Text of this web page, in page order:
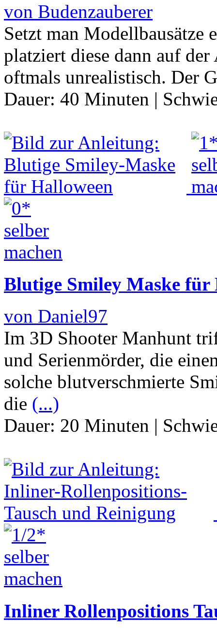
von Budenzauberer
Setzt man Modellbausätze
platziert diese dann auf
oftmals unrealistisch. Der
Dauer: 40 Minuten |
Blutige Smiley Maske für
von Daniel97
Im 3D Shooter Manhunt
und Serienmörder, die
solche blutverschmierte
die (...)
Dauer: 20 Minuten |
Inliner Rollenpositions